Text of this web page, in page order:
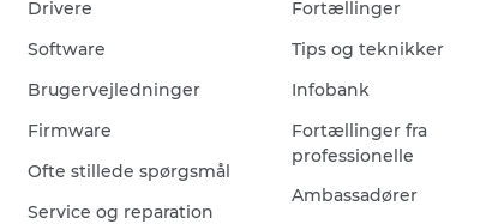
Drivere
Software
Brugervejledninger
Firmware
Ofte stillede spørgsmål
Service og reparation
Fortællinger
Tips og teknikker
Infobank
Fortællinger fra
professionelle
Ambassadører